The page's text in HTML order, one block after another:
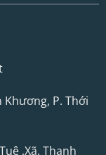
Khương, P. Thới
,Xã. Thanh